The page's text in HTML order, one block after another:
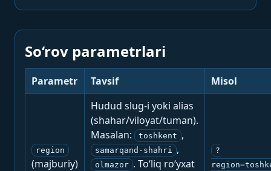
So‘rov parametrlari
Parametr Tavsif Misol
region
(majburiy)
Hudud slug-i yoki alias
(shahar/viloyat/tuman).
Masalan:
toshkent ,
samarqand-shahri ,
olmazor . To‘liq ro‘yxat
?